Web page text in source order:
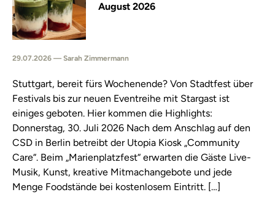
August 2026
29.07.2026 — Sarah Zimmermann
Stuttgart, bereit fürs Wochenende? Von Stadtfest über
Festivals bis zur neuen Eventreihe mit Stargast ist
einiges geboten. Hier kommen die Highlights:
Donnerstag, 30. Juli 2026 Nach dem Anschlag auf den
CSD in Berlin betreibt der Utopia Kiosk „Community
Care“. Beim „Marienplatzfest“ erwarten die Gäste Live-
Musik, Kunst, kreative Mitmachangebote und jede
Menge Foodstände bei kostenlosem Eintritt. […]